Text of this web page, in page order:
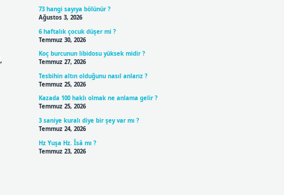
73 hangi sayıya bölünür ?
Ağustos 3, 2026
6 haftalık çocuk düşer mi ?
Temmuz 30, 2026
Koç burcunun libidosu yüksek midir ?
Temmuz 27, 2026
Tesbihin altın olduğunu nasıl anlarız ?
Temmuz 25, 2026
Kazada 100 haklı olmak ne anlama gelir ?
Temmuz 25, 2026
3 saniye kuralı diye bir şey var mı ?
Temmuz 24, 2026
Hz Yuşa Hz. Îsâ mı ?
Temmuz 23, 2026